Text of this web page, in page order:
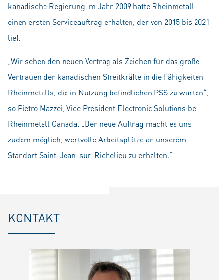
kanadische Regierung im Jahr 2009 hatte Rheinmetall
einen ersten Serviceauftrag erhalten, der von 2015 bis 2021
lief.
„Wir sehen den neuen Vertrag als Zeichen für das große
Vertrauen der kanadischen Streitkräfte in die Fähigkeiten
Rheinmetalls, die in Nutzung befindlichen PSS zu warten“,
so Pietro Mazzei, Vice President Electronic Solutions bei
Rheinmetall Canada. „Der neue Auftrag macht es uns
zudem möglich, wertvolle Arbeitsplätze an unserem
Standort Saint-Jean-sur-Richelieu zu erhalten.“
KONTAKT